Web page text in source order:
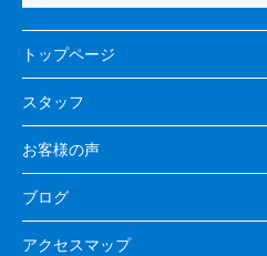
トップページ
スタッフ
お客様の声
ブログ
アクセスマップ